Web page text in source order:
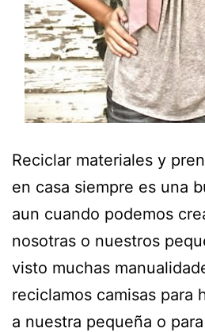
Reciclar materiales y
en casa siempre es una
aun cuando podemos
nosotras o nuestros
visto muchas
reciclamos camisas para
a nuestra pequeña o